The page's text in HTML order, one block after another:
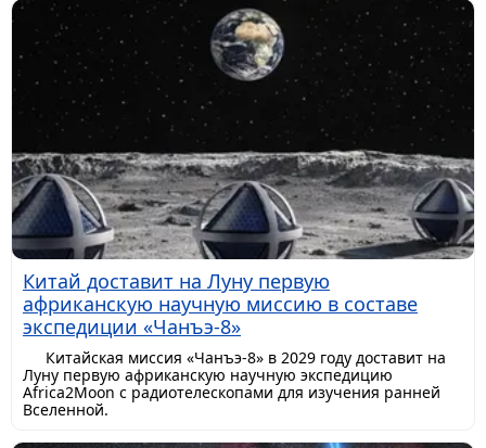
Китай доставит на Луну первую
африканскую научную миссию в составе
экспедиции «Чанъэ-8»
Китайская миссия «Чанъэ-8» в 2029 году доставит на
Луну первую африканскую научную экспедицию
Africa2Moon с радиотелескопами для изучения ранней
Вселенной.